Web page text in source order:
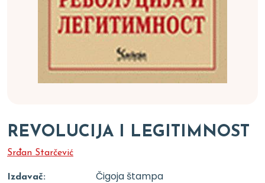
REVOLUCIJA I LEGITIMNOST
Srđan Starčević
Izdavač: Čigoja štampa